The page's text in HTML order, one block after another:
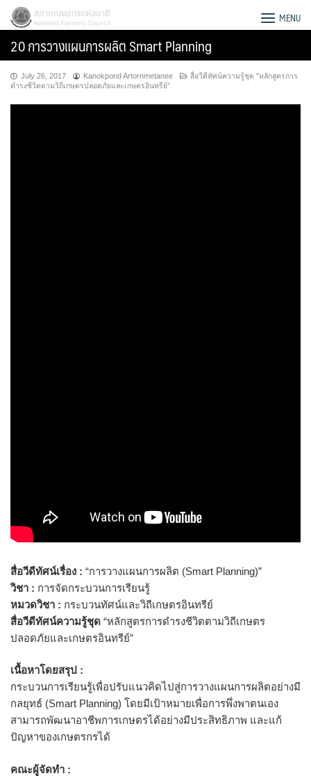
Skip
content
สภาเกษตรกรแห่งชาติ MENU
20 การวางแผนการผลิต Smart Planning
July 26, 2017 Kanokpond Artornmetanee
สื่อวีดีทัศน์ความรู้ชุด "หลักสูตรการ
ดำรงชีวิตตามวิถีเกษตรปลอดภัยและเกษตรอินทรีย์"
สื่อวีดีทัศน์เรื่อง : “การวางแผนการผลิต (Smart Planning)”
วิชา : การจัดกระบวนการเรียนรู้
หมวดวิชา : กระบวนทัศน์และวิถีเกษตรอินทรีย์
สื่อวีดีทัศน์ความรู้ชุด “หลักสูตรการดำรงชีวิตตามวิถีเกษตร
ปลอดภัยและเกษตรอินทรีย์”
เนื้อหาโดยสรุป :
กระบวนการเรียนรู้เพื่อปรับแนวคิดไปสู่การวางแผนการผลิตอย่างมี
กลยุทธ์ (Smart Planning) โดยมีเป้าหมายเพื่อการพึ่งพาตนเอง
สามารถพัฒนาอาชีพการเกษตรได้อย่างมีประสิทธิภาพ และแก้
ปัญหาของเกษตรกรได้
คณะผู้จัดทำ :